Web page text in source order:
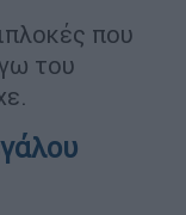
που
του